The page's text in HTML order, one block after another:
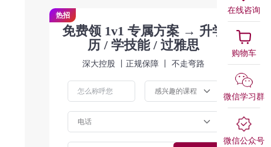
免费领 1v1 专属方案 → 升学
历 / 学技能 / 过雅思
深大控股 丨正规保障 丨 不走弯路
热招
在线咨询
购物车
微信学习群
微信公众号